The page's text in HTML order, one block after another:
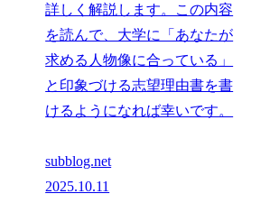
詳しく解説します。この内容
を読んで、大学に「あなたが
求める人物像に合っている」
と印象づける志望理由書を書
けるようになれば幸いです。
subblog.net
2025.10.11